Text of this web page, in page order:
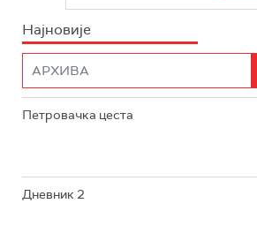
ИНФО
Најновије
Петровачка цеста
Дневник 2